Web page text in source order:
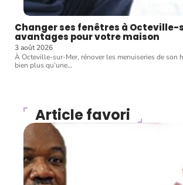
Changer ses fenêtres à Octeville-
avantages pour votre maison
3 août 2026
À Octeville-sur-Mer, rénover les menuiseries de son
bien plus qu’une…
Article favori